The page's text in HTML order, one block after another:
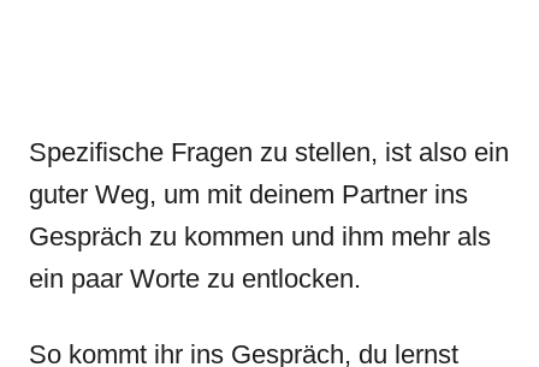
Spezifische Fragen zu stellen, ist also ein
guter Weg, um mit deinem Partner ins
Gespräch zu kommen und ihm mehr als
ein paar Worte zu entlocken.
So kommt ihr ins Gespräch, du lernst